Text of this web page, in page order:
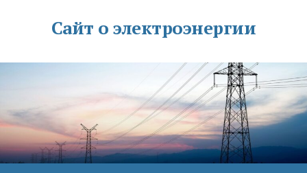
Сайт о электроэнергии